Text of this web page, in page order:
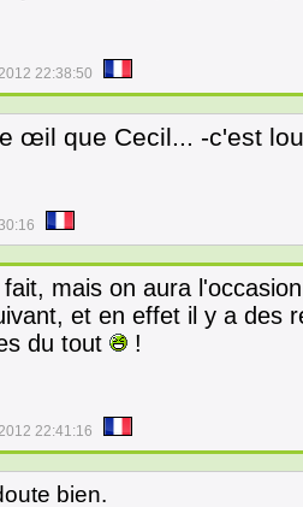
22:38:50
œil que Cecil... -c'est
mais on aura
et en effet il y a des
du tout
!
22:41:16
bien.